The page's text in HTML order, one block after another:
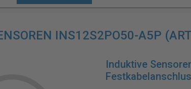
INS12S2PO50-A5P
Induktive